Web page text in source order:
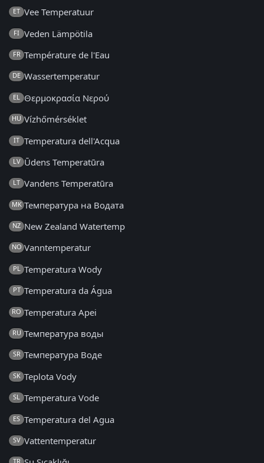
ET Vee Temperatuur
FI Veden Lämpötila
FR Température de l'Eau
DE Wassertemperatur
EL Θερμοκρασία Νερού
HU Vízhőmérséklet
IT Temperatura dell'Acqua
LV Ūdens Temperatūra
LT Vandens Temperatūra
MK Температура на Водата
NZ New Zealand Watertemp
NO Vanntemperatur
PL Temperatura Wody
PT Temperatura da Água
RO Temperatura Apei
RU Температура воды
SR Температура Воде
SK Teplota Vody
SL Temperatura Vode
ES Temperatura del Agua
SV Vattentemperatur
TR